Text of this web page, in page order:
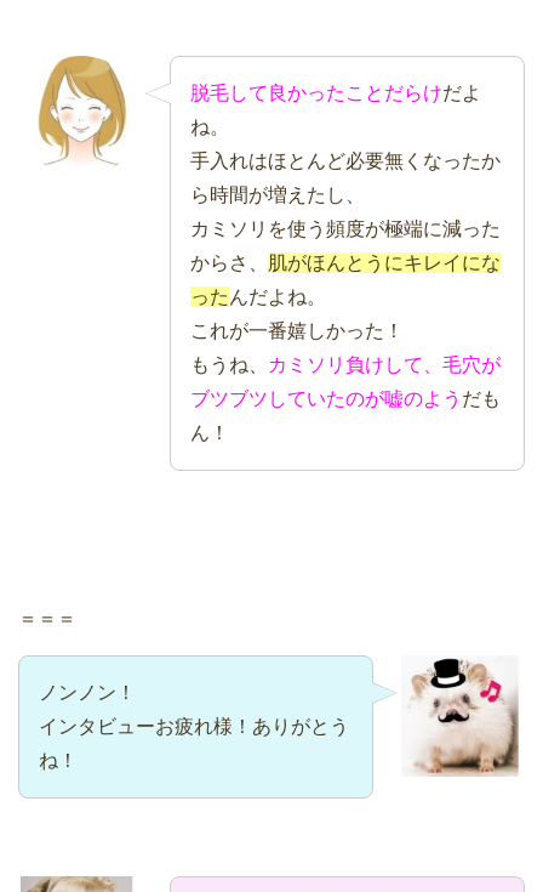
脱毛して良かったことだらけだよ
ね。
手入れはほとんど必要無くなったか
ら時間が増えたし、
カミソリを使う頻度が極端に減った
からさ、
肌がほんとうにキレイにな
った んだよね。
これが一番嬉しかった！
もうね、 カミソリ負けして、毛穴が
ブツブツしていたのが嘘のよう だも
ん！
＝＝＝
ノンノン！
インタビューお疲れ様！ありがとう
ね！